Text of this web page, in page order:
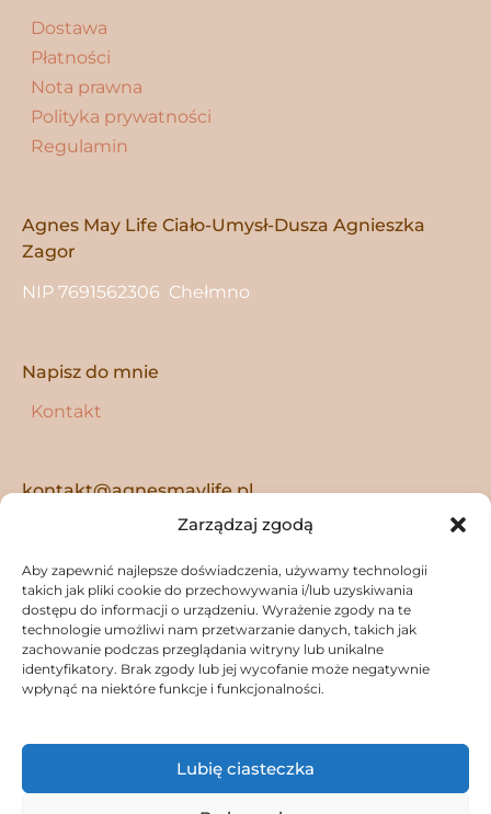
Zarządzaj zgodą
Aby zapewnić najlepsze doświadczenia, używamy technologii
takich jak pliki cookie do przechowywania i/lub uzyskiwania
dostępu do informacji o urządzeniu. Wyrażenie zgody na te
technologie umożliwi nam przetwarzanie danych, takich jak
zachowanie podczas przeglądania witryny lub unikalne
identyfikatory. Brak zgody lub jej wycofanie może negatywnie
wpłynąć na niektóre funkcje i funkcjonalności.
Lubię ciasteczka
Dostawa
Płatności
Nota prawna
Polityka prywatności
Regulamin
Agnes May Life Ciało-Umysł-Dusza Agnieszka
Zagor
NIP 7691562306 Chełmno
Napisz do mnie
Kontakt
kontakt@agnesmaylife.pl
Tu mnie znajdziesz
Instagram
Facebook
YouTube
Agnes May Life